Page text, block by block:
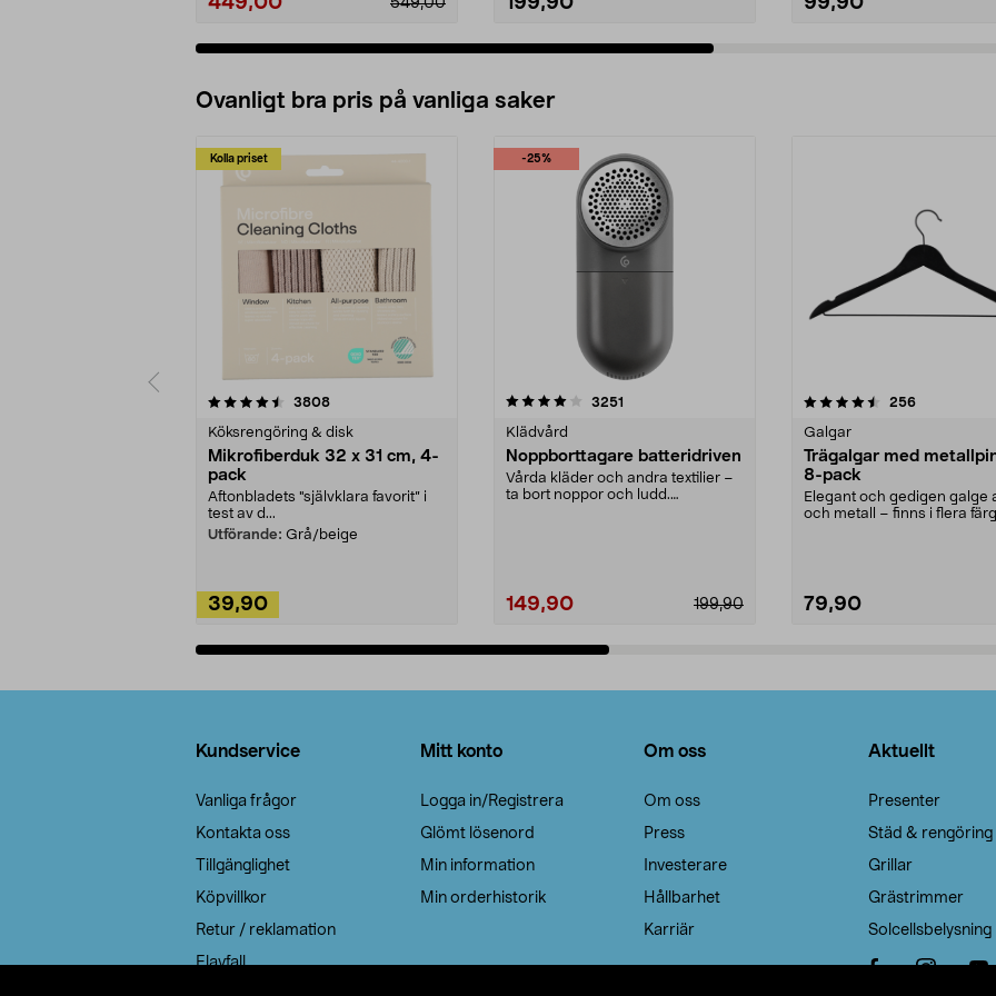
Ovanligt bra pris på vanliga saker
Kolla priset
3808recensioner
Köksrengöring & disk
Mikrofiberduk 32 x 31 cm, 4-
pack
Aftonbladets "självklara favorit” i
test av d...
Utförande: Grå/beige
39,90
-25%
4.0av 5 stjärnor 3251
Klädvård
Noppborttagare batteridriven
Vårda kläder och andra textilier –
ta bort noppor och ludd.
199,90
149,90
4.5av 5 stjärnor 256recensioner
Galgar
Trägalgar med
8-pack
Elegant och gedigen galge
och metall – finns i flera
79,90
4.0av 5 stjärnor
Kundservice
Vanliga frågor
Kontakta oss
Tillgänglighet
Köpvillkor
Retur / reklamation
Elavfall
Mitt konto
Logga in/Registrera
Glömt lösenord
Min information
Min orderhistorik
Om oss
Om oss
Press
Investerare
Hållbarhet
Karriär
Aktuellt
Presenter
Städ & rengöring
Grillar
Grästrimmer
Solcellsbelysning